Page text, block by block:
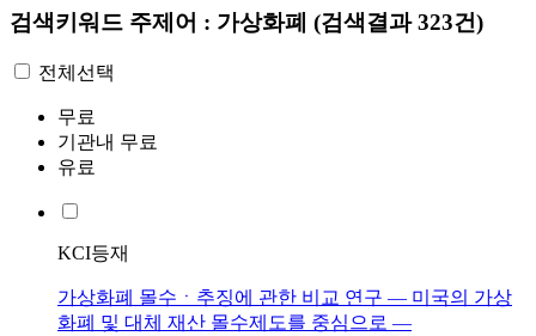
검색키워드 주제어 : 가상화폐 (검색결과 323건)
전체선택
무료
기관내 무료
유료
KCI등재
가상화폐 몰수ㆍ추징에 관한 비교 연구 ― 미국의 가상
화폐 및 대체 재산 몰수제도를 중심으로 ―